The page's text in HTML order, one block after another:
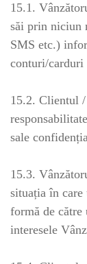
15.1.
săi prin niciun
SMS etc.)
conturi/carduri
15.2. Clientul
sale
15.3.
situația în
formă de către
interesele